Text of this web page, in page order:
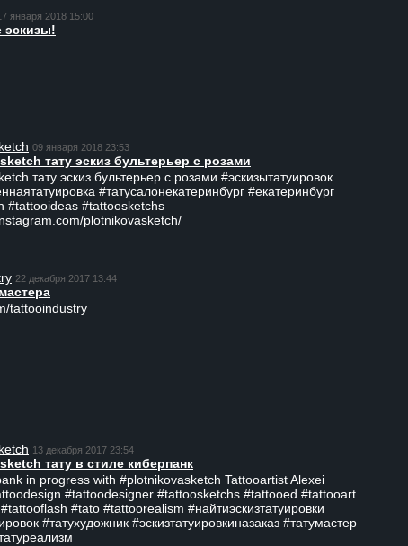
января 2018 15:00
09 января 2018 23:53
тату эскиз бультерьер с розами
тату эскиз бультерьер с розами #эскизытатуировок
#татусалонекатеринбург #екатеринбург
#tattooideas #tattoosketchs
plotnikovasketch/
22 декабря 2017 13:44
tattooindustry
13 декабря 2017 23:54
тату в стиле киберпанк
in progress with #plotnikovasketch Tattooartist Alexei
#tattoodesigner #tattoosketchs #tattooed #tattooart
#tato #tattoorealism #найтиэскизтатуировки
#татухудожник #эскизтатуировкиназаказ #татумастер